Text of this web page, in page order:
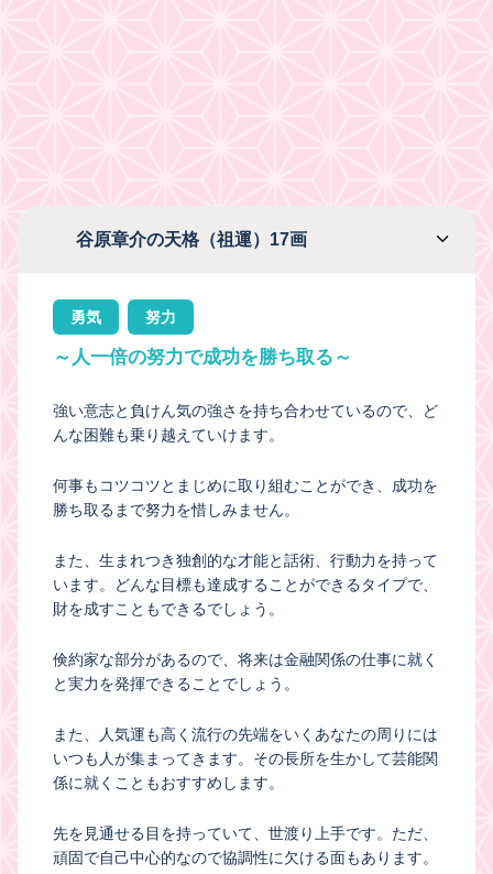
谷原章介の天格（祖運）17画
勇気 努力
～人一倍の努力で成功を勝ち取る～
強い意志と負けん気の強さを持ち合わせているので、ど
んな困難も乗り越えていけます。
何事もコツコツとまじめに取り組むことができ、成功を
勝ち取るまで努力を惜しみません。
また、生まれつき独創的な才能と話術、行動力を持って
います。どんな目標も達成することができるタイプで、
財を成すこともできるでしょう。
倹約家な部分があるので、将来は金融関係の仕事に就く
と実力を発揮できることでしょう。
また、人気運も高く流行の先端をいくあなたの周りには
いつも人が集まってきます。その長所を生かして芸能関
係に就くこともおすすめします。
先を見通せる目を持っていて、世渡り上手です。ただ、
頑固で自己中心的なので協調性に欠ける面もあります。